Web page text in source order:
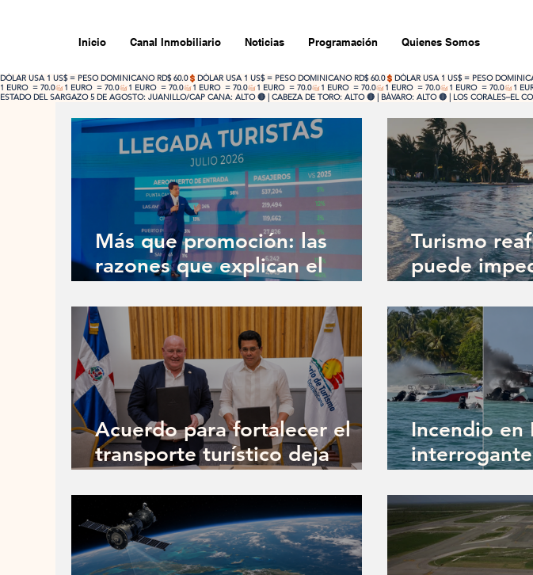
Inicio Canal Inmobiliario Noticias Programación Quienes Somos
DÓLAR USA 1 US$ = PESO DOMINICANO RD$ 60.0
1 EURO  = 70.0
ESTADO DEL SARGAZO 5 DE AGOSTO: JUANILLO/CAP CANA: ALTO 🔴 | CABEZA DE TORO: ALTO 🔴 | BÁVARO: ALTO 🔴 | LOS
Más que promoción: las
razones que explican el
República Dominicana
Turismo
puede
Acuerdo para fortalecer el
transporte turístico deja
¿mejorará la conducción?
Incendio en